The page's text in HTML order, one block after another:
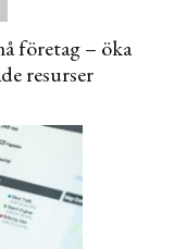
företag – öka
resurser